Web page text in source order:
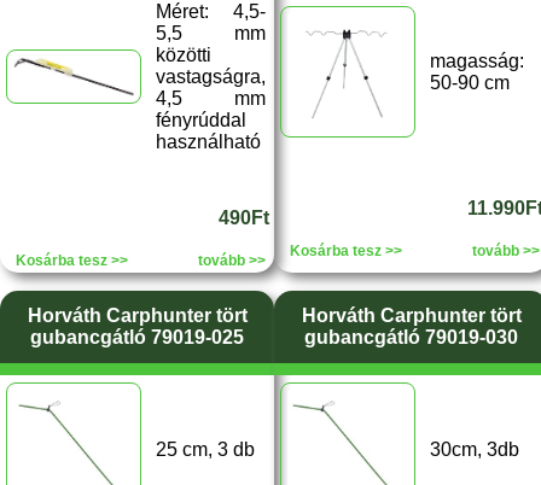
Méret: 4,5-
5,5 mm
közötti
vastagságra,
4,5 mm
fényrúddal
használható
490Ft
Kosárba tesz >> tovább >>
magasság:
50-90 cm
Kosárba tesz >> tovább >>
Horváth Carphunter tört
gubancgátló 79019-025
25 cm, 3 db
Horváth Carphunter tört
gubancgátló 79019-030
30cm, 3db